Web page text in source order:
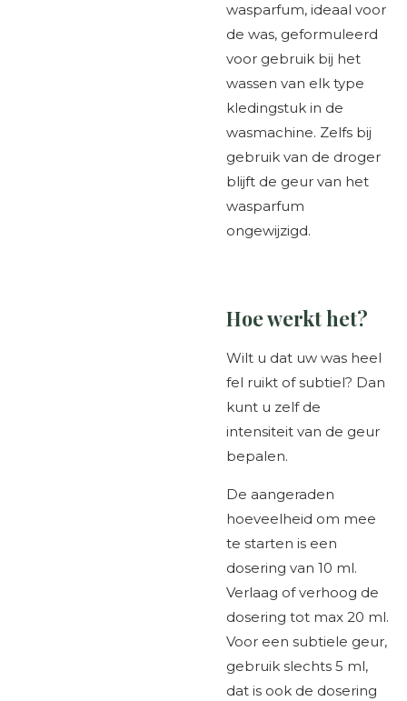
wasparfum, ideaal voor
de was, geformuleerd
voor gebruik bij het
wassen van elk type
kledingstuk in de
wasmachine. Zelfs bij
gebruik van de droger
blijft de geur van het
wasparfum
ongewijzigd.
Hoe werkt het?
Wilt u dat uw was heel
fel ruikt of subtiel? Dan
kunt u zelf de
intensiteit van de geur
bepalen.
De aangeraden
hoeveelheid om mee
te starten is een
dosering van 10 ml.
Verlaag of verhoog de
dosering tot max 20 ml.
Voor een subtiele geur,
gebruik slechts 5 ml,
dat is ook de dosering